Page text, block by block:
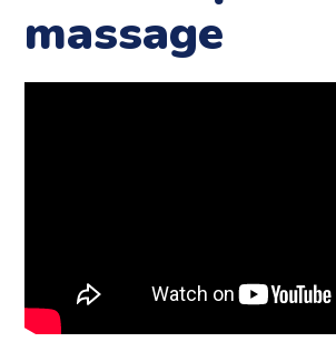
massage